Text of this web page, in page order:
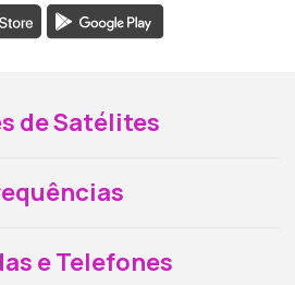
de Satélites
e Telefones